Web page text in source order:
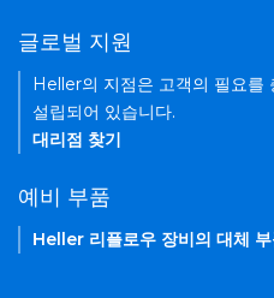
글로벌 지원
Heller의 지점은 고객의 필요를
설립되어 있습니다.
대리점 찾기
예비 부품
Heller 리플로우 장비의 대체 부